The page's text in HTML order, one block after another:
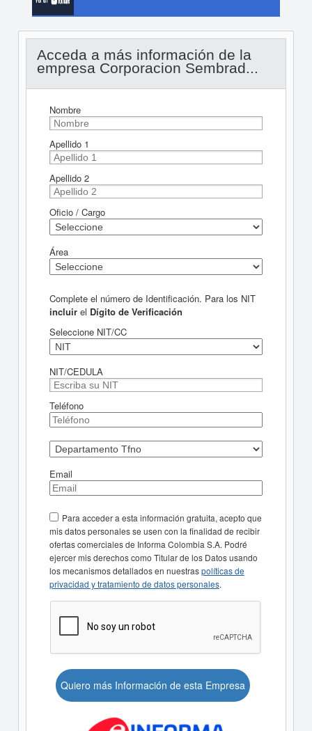
Acceda a más información de la
empresa Corporacion Sembrad...
Nombre
Apellido 1
Apellido 2
Oficio / Cargo
Área
Complete el número de Identificación. Para los NIT
incluirel Dígito de Verificación
Seleccione NIT/CC
NIT/CEDULA
Teléfono
Email
Para acceder a esta información gratuita, acepto que
mis datos personales se usen con la finalidad de recibir
ofertas comerciales de Informa Colombia S.A. Podré
ejercer mis derechos como Titular de los Datos usando
los mecanismos detallados en nuestraspolíticas de
privacidad y tratamiento de datos personales.
Quiero más Información de esta Empresa